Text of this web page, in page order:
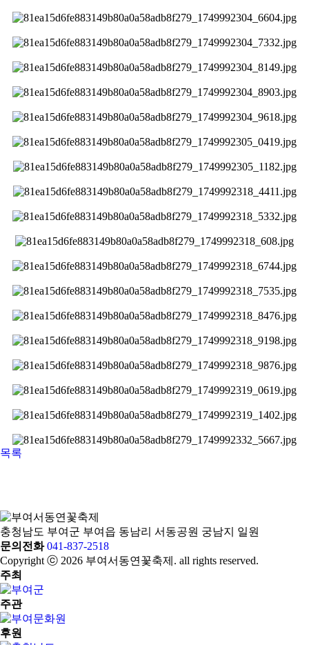
목록
충청남도 부여군 부여읍 동남리 서동공원 궁남지 일원
문의전화 041-837-2518
Copyright ⓒ 2026 부여서동연꽃축제. all rights reserved.
주최
주관
후원